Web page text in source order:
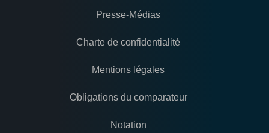
Presse-Médias
Charte de confidentialité
Mentions légales
Obligations du comparateur
Notation